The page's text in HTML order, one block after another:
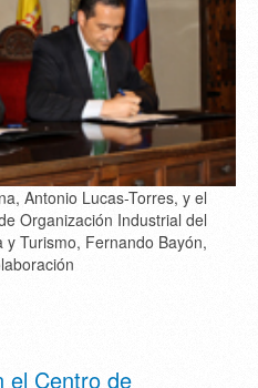
Antonio Lucas-Torres, y el
Organización Industrial del
Turismo, Fernando Bayón,
el Centro de